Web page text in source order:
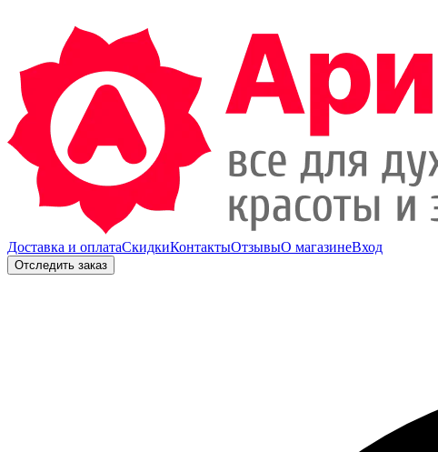
Доставка и оплатаСкидкиКонтактыОтзывыО магазинеВход
Отследить заказ